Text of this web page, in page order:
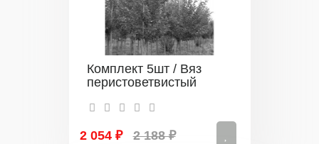
Комплект 5шт / Вяз
перистоветвистый
2 054 ₽ 2 188 ₽